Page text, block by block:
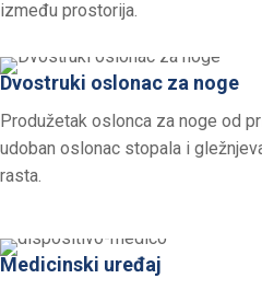
između prostorija.
Dvostruki oslonac za noge
Produžetak oslonca za noge od
udoban oslonac stopala i
rasta.
Medicinski uređaj